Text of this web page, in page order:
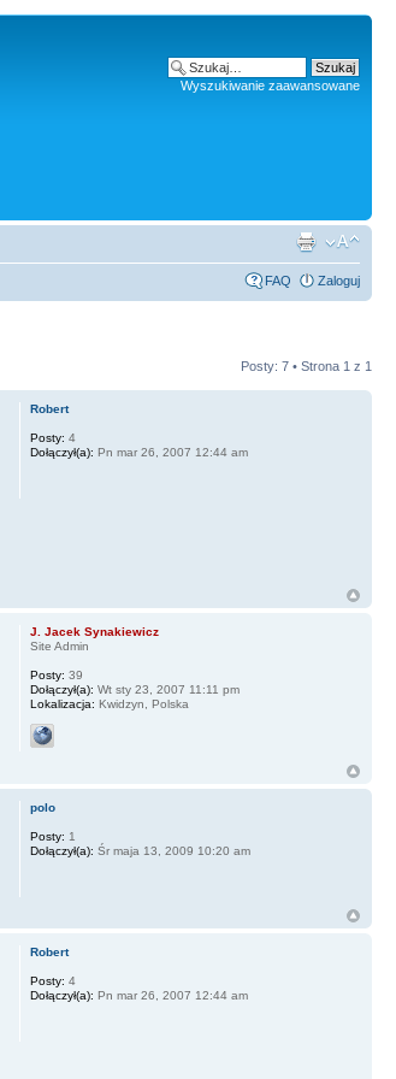
Wyszukiwanie zaawansowane
FAQ Zaloguj
Posty: 7 • Strona 1 z 1
Robert
Posty: 4
Dołączył(a): Pn mar 26, 2007 12:44 am
J. Jacek Synakiewicz
Site Admin
Posty: 39
Dołączył(a): Wt sty 23, 2007 11:11 pm
Lokalizacja: Kwidzyn, Polska
polo
Posty: 1
Dołączył(a): Śr maja 13, 2009 10:20 am
Robert
Posty: 4
Dołączył(a): Pn mar 26, 2007 12:44 am